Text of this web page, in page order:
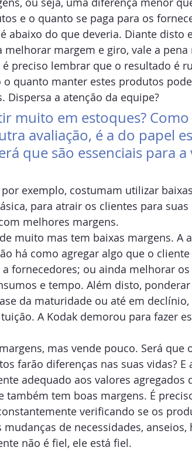
e o quanto se paga para os
abaixo do que deveria. Diante disto
melhorar margem e giro, vale a
preciso lembrar que o resultado é
o quanto manter estes produtos
Dispersa a atenção da equipe?
muito em estoques?
avaliação, é a do papel
que são essenciais para
exemplo, costumam utilizar
para atrair os clientes para
melhores margens.
muito mas tem baixas margens.
há como agregar algo que o
fornecedores; ou ainda melhorar
e tempo. Além disto,
da maturidade ou até em
A Kodak demorou para fazer
margens, mas vende pouco. Será
farão diferenças nas suas vidas? E
adequado aos valores agregados
também tem boas margens. É
verificando se os
de necessidades,
não é fiel, ele está fiel.